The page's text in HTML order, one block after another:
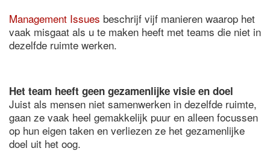
Management Issues beschrijf vijf manieren waarop het
vaak misgaat als u te maken heeft met teams die niet in
dezelfde ruimte werken.
Het team heeft geen gezamenlijke visie en doel
Juist als mensen niet samenwerken in dezelfde ruimte,
gaan ze vaak heel gemakkelijk puur en alleen focussen
op hun eigen taken en verliezen ze het gezamenlijke
doel uit het oog.